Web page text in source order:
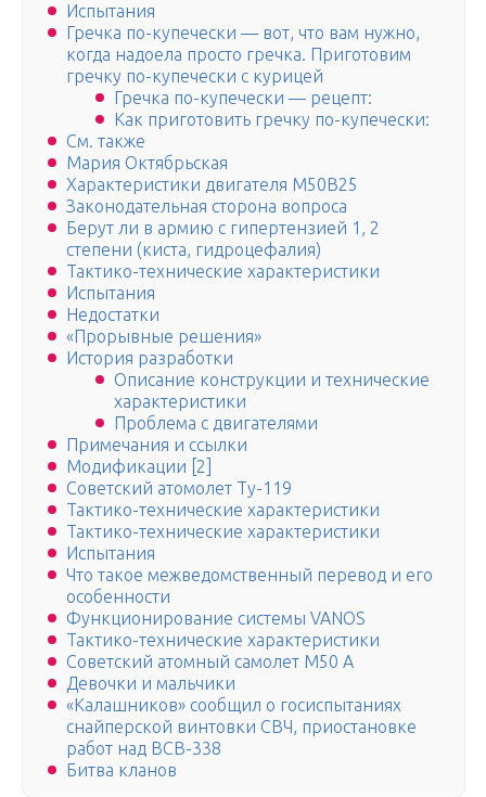
Испытания
Гречка по-купечески — вот, что вам нужно,
когда надоела просто гречка. Приготовим
гречку по-купечески с курицей
Гречка по-купечески — рецепт:
Как приготовить гречку по-купечески:
См. также
Мария Октябрьская
Характеристики двигателя М50В25
Законодательная сторона вопроса
Берут ли в армию с гипертензией 1, 2
степени (киста, гидроцефалия)
Тактико-технические характеристики
Испытания
Недостатки
«Прорывные решения»
История разработки
Описание конструкции и технические
характеристики
Проблема с двигателями
Примечания и ссылки
Модификации [2]
Советский атомолет Ту-119
Тактико-технические характеристики
Тактико-технические характеристики
Испытания
Что такое межведомственный перевод и его
особенности
Функционирование системы VANOS
Тактико-технические характеристики
Советский атомный самолет М50 А
Девочки и мальчики
«Калашников» сообщил о госиспытаниях
снайперской винтовки СВЧ, приостановке
работ над ВСВ-338
Битва кланов